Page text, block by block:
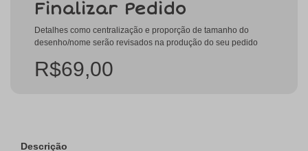
Finalizar Pedido
Detalhes como centralização e proporção de tamanho do
desenho/nome serão revisados na produção do seu pedido
R$69,00
Descrição